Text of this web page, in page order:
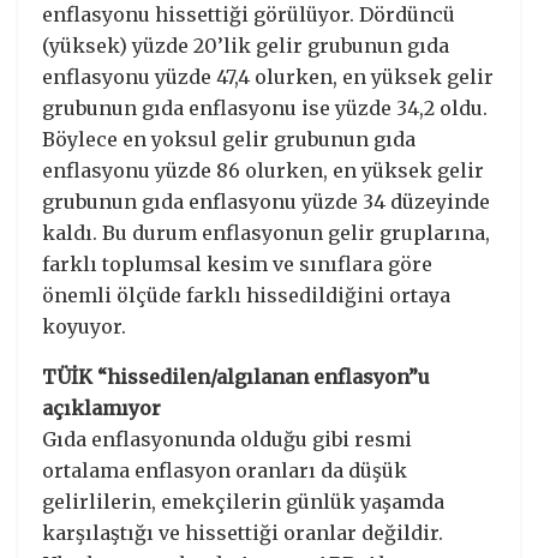
enflasyonu hissettiği görülüyor. Dördüncü
(yüksek) yüzde 20’lik gelir grubunun gıda
enflasyonu yüzde 47,4 olurken, en yüksek gelir
grubunun gıda enflasyonu ise yüzde 34,2 oldu.
Böylece en yoksul gelir grubunun gıda
enflasyonu yüzde 86 olurken, en yüksek gelir
grubunun gıda enflasyonu yüzde 34 düzeyinde
kaldı. Bu durum enflasyonun gelir gruplarına,
farklı toplumsal kesim ve sınıflara göre
önemli ölçüde farklı hissedildiğini ortaya
koyuyor.
TÜİK “hissedilen/algılanan enflasyon”u
açıklamıyor
Gıda enflasyonunda olduğu gibi resmi
ortalama enflasyon oranları da düşük
gelirlilerin, emekçilerin günlük yaşamda
karşılaştığı ve hissettiği oranlar değildir.